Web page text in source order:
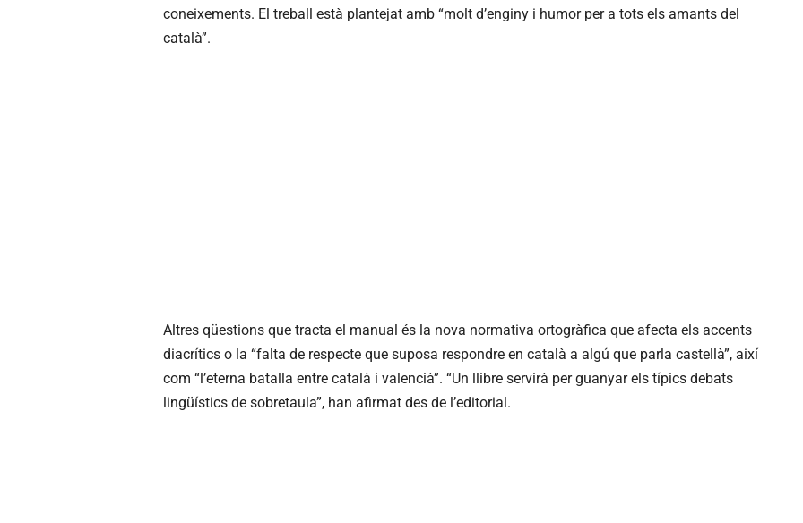
coneixements. El treball està plantejat amb “molt d’enginy i humor per a tots els amants del
català”.
Altres qüestions que tracta el manual és la nova normativa ortogràfica que afecta els accents
diacrítics o la “falta de respecte que suposa respondre en català a algú que parla castellà”, així
com “l’eterna batalla entre català i valencià”. “Un llibre servirà per guanyar els típics debats
lingüístics de sobretaula”, han afirmat des de l’editorial.